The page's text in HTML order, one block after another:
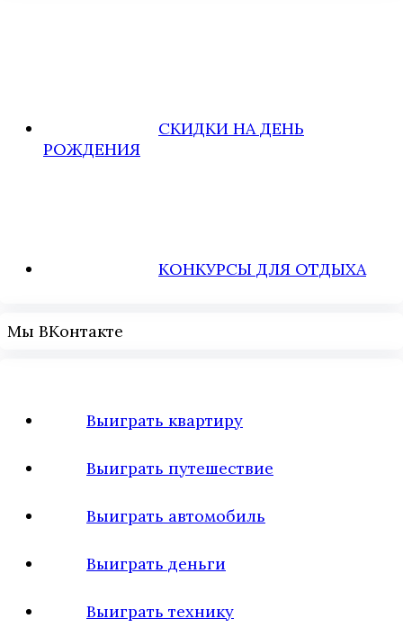
СКИДКИ НА ДЕНЬ
РОЖДЕНИЯ
КОНКУРСЫ ДЛЯ ОТДЫХА
Мы ВКонтакте
Выиграть квартиру
Выиграть путешествие
Выиграть автомобиль
Выиграть деньги
Выиграть технику